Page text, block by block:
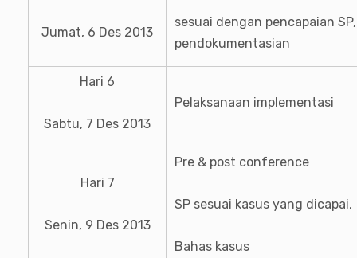
Jumat, 6 Des 2013
sesuai dengan pencapaian
pendokumentasian
Hari 6
Sabtu, 7 Des 2013
Pelaksanaan implementasi
Hari 7
Senin, 9 Des 2013
Pre & post conference
SP sesuai kasus yang dicapai,
Bahas kasus